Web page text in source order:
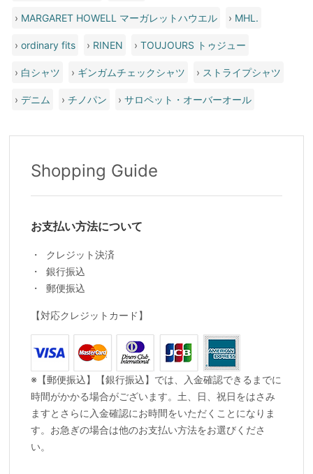
› MARGARET HOWELL マーガレットハウエル › MHL.
›ordinary fits › RINEN ›TOUJOURS トゥジュー
› 白シャツ › ギンガムチェックシャツ › ストライプシャツ
›デニム ›チノパン ›サロペット・オーバーオール
Shopping Guide
お支払い方法について
クレジット決済
銀行振込
郵便振込
【対応クレジットカード】
※【郵便振込】【銀行振込】では、入金確認できるまでに
時間がかかる場合がございます。土、日、祝日をはさみ
ますとさらに入金確認にお時間をいただくことになりま
す。お急ぎの場合は他のお支払い方法をお選びくださ
い。